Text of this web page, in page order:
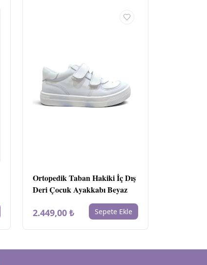
Ortopedik Taban Hakiki İç Dış
Deri Çocuk Ayakkabı Beyaz
2.449,00 ₺ Sepete Ekle